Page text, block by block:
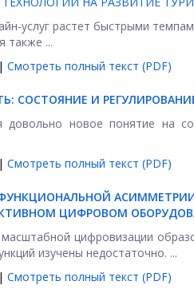
услуг растет быстрыми
также ...
| Смотреть полный текст (PDF)
СОСТОЯНИЕ И
довольно новое понятие на
| Смотреть полный текст (PDF)
ЦИФРОВОМ
цифровизации
изучены недостаточно. ...
| Смотреть полный текст (PDF)